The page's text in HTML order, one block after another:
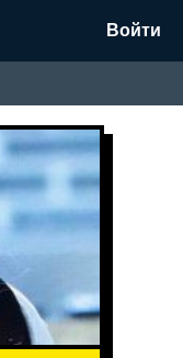
Войти